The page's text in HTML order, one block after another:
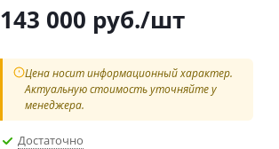
143 000 руб./шт
Цена носит информационный характер.
Актуальную стоимость уточняйте у
менеджера.
Достаточно